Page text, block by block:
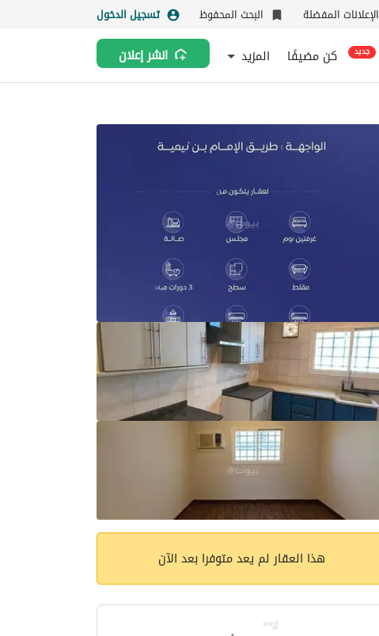
الإعلانات المفضلة البحث المحفوظ تسجيل الدخول
جديد كن مضيفًا المزيد انشر إعلان
هذا العقار لم يعد متوفرا بعد الآن